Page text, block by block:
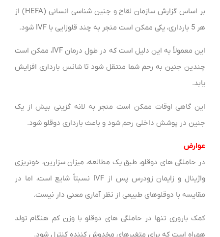
بر اساس گزارش سازمان لقاح و جنین شناسی انسانی (HEFA) از
هر 5 بارداری، یکی ممکن است منجر به چند قلوزایی با IVF شود.
این معمولاً به این دلیل است که در طول درمان IVF، ممکن است
چندین جنین به رحم شما منتقل شود تا شانس بارداری افزایش
یابد.
این گاهی اوقات ممکن است منجر به لانه گزینی بیش از یک
جنین در پوشش داخلی رحم شود و باعث بارداری دوقلو شود.
عوارض
در حاملگی های دوقلو، طبق یک مطالعه، میزان سزارین، خونریزی
واژینال و زایمان زودرس پس از IVF نسبتاً شایع است، اما در
مقایسه با دوقلوهای طبیعی از نظر آماری معنی دار نیست.
کمک باروری تنها در حاملگی های دوقلو با وزن کم هنگام تولد
همراه است که برای متغیرهای مخدوش کننده کنترل شود.